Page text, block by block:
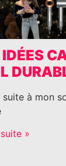
IDÉES
suite à mon
»